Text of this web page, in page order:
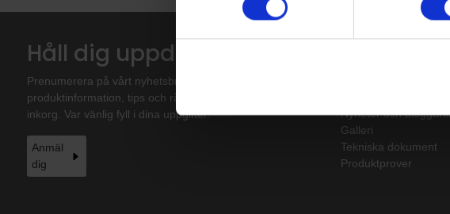
Håll dig uppdaterad!
Prenumerera på vårt nyhetsbrev. Få nyheter,
produktinformation, tips och råd direkt i din
inkorg. Var vänlig fyll i dina uppgifter.
Anmäl
dig
Nyheter och
Galleri
Tekniska dokument
Produktprover